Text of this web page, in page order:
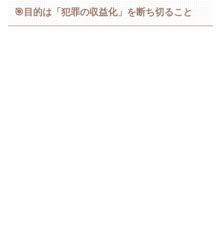
🎯目的は「犯罪の収益化」を断ち切ること